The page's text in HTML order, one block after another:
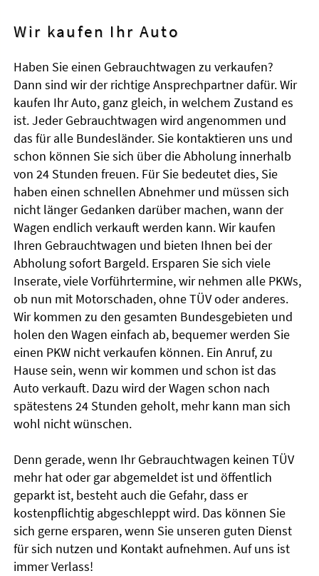
Wir kaufen Ihr Auto
Haben Sie einen Gebrauchtwagen zu verkaufen?
Dann sind wir der richtige Ansprechpartner dafür. Wir
kaufen Ihr Auto, ganz gleich, in welchem Zustand es
ist. Jeder Gebrauchtwagen wird angenommen und
das für alle Bundesländer. Sie kontaktieren uns und
schon können Sie sich über die Abholung innerhalb
von 24 Stunden freuen. Für Sie bedeutet dies, Sie
haben einen schnellen Abnehmer und müssen sich
nicht länger Gedanken darüber machen, wann der
Wagen endlich verkauft werden kann. Wir kaufen
Ihren Gebrauchtwagen und bieten Ihnen bei der
Abholung sofort Bargeld. Ersparen Sie sich viele
Inserate, viele Vorführtermine, wir nehmen alle PKWs,
ob nun mit Motorschaden, ohne TÜV oder anderes.
Wir kommen zu den gesamten Bundesgebieten und
holen den Wagen einfach ab, bequemer werden Sie
einen PKW nicht verkaufen können. Ein Anruf, zu
Hause sein, wenn wir kommen und schon ist das
Auto verkauft. Dazu wird der Wagen schon nach
spätestens 24 Stunden geholt, mehr kann man sich
wohl nicht wünschen.
Denn gerade, wenn Ihr Gebrauchtwagen keinen TÜV
mehr hat oder gar abgemeldet ist und öffentlich
geparkt ist, besteht auch die Gefahr, dass er
kostenpflichtig abgeschleppt wird. Das können Sie
sich gerne ersparen, wenn Sie unseren guten Dienst
für sich nutzen und Kontakt aufnehmen. Auf uns ist
immer Verlass!